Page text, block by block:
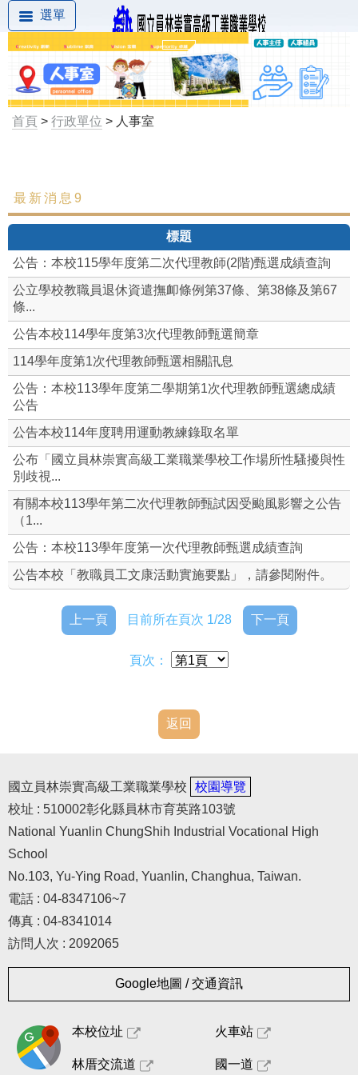
選單
首頁 > 行政單位 > 人事室
最新消息
本校差勤系統(限校內)
性別平等專區
各委員會名單
組織編制
本校常用資料
本校規則
修訂本校教職員工文康活動實施要點
福利專區(含特約商店)
聘約附錄
人事室(舊網頁)
最新消息9
標題
公告：本校115學年度第二次代理教師(2階)甄選成績查詢
公立學校教職員退休資遣撫卹條例第37條、第38條及第67
條...
公告本校114學年度第3次代理教師甄選簡章
114學年度第1次代理教師甄選相關訊息
公告：本校113學年度第二學期第1次代理教師甄選總成績
公告
公告本校114年度聘用運動教練錄取名單
公布「國立員林崇實高級工業職業學校工作場所性騷擾與性
別歧視...
有關本校113學年第二次代理教師甄試因受颱風影響之公告
（1...
公告：本校113學年度第一次代理教師甄選成績查詢
公告本校「教職員工文康活動實施要點」，請參閱附件。
上一頁 目前所在頁次 1/28 下一頁
頁次：
返回
國立員林崇實高級工業職業學校
校園導覽
校址 : 510002彰化縣員林市育英路103號
National Yuanlin ChungShih Industrial Vocational High
School
No.103, Yu-Ying Road, Yuanlin, Changhua, Taiwan.
電話 : 04-8347106~7
傳真 : 04-8341014
訪問人次 : 2092065
Google地圖 / 交通資訊
本校位址 火車站
林厝交流道 國一道